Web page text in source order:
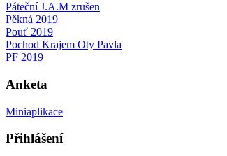
Páteční J.A.M zrušen
Pěkná 2019
Pouť 2019
Pochod Krajem Oty Pavla
PF 2019
Anketa
Miniaplikace
Přihlášení